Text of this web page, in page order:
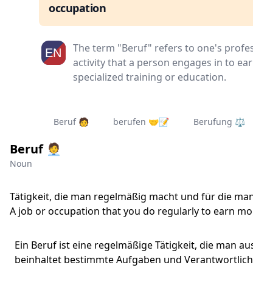
occupation
The term "Beruf" refers to one's
activity that a person engages in to
specialized training or education.
Beruf 🧑‍ berufen 🤝📝 Berufung ⚖️
Beruf 🧑‍💼
Noun
Tätigkeit, die man regelmäßig macht und für die
A job or occupation that you do regularly to earn
Ein Beruf ist eine regelmäßige Tätigkeit, die man
beinhaltet bestimmte Aufgaben und